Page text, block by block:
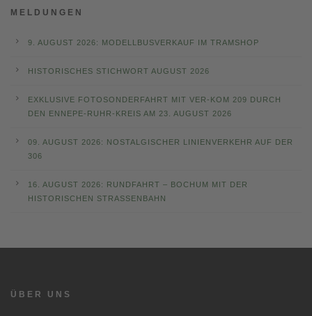
MELDUNGEN
9. AUGUST 2026: MODELLBUSVERKAUF IM TRAMSHOP
HISTORISCHES STICHWORT AUGUST 2026
EXKLUSIVE FOTOSONDERFAHRT MIT VER-KOM 209 DURCH
DEN ENNEPE-RUHR-KREIS AM 23. AUGUST 2026
09. AUGUST 2026: NOSTALGISCHER LINIENVERKEHR AUF DER
306
16. AUGUST 2026: RUNDFAHRT – BOCHUM MIT DER
HISTORISCHEN STRASSENBAHN
ÜBER UNS